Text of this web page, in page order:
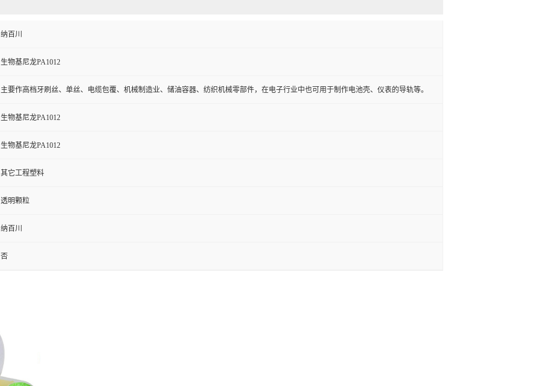
纳百川
生物基尼龙PA1012
主要作高档牙刷丝、单丝、电缆包覆、机械制造业、储油容器、纺织机械零部件，在电子行业中也可用于制作电池壳、仪表的导轨等。
生物基尼龙PA1012
生物基尼龙PA1012
其它工程塑料
透明颗粒
纳百川
否